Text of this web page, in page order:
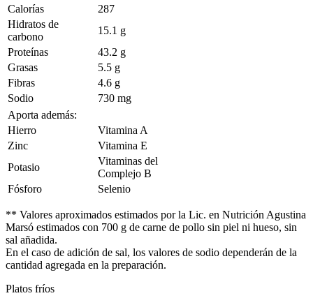
Calorías
287
Hidratos de
carbono
15.1 g
Proteínas
43.2 g
Grasas
5.5 g
Fibras
4.6 g
Sodio
730 mg
Aporta además:
Hierro
Vitamina A
Zinc
Vitamina E
Potasio
Vitaminas del
Complejo B
Fósforo
Selenio
** Valores aproximados estimados por la Lic. en Nutrición Agustina
Marsó estimados con 700 g de carne de pollo sin piel ni hueso, sin
sal añadida.
En el caso de adición de sal, los valores de sodio dependerán de la
cantidad agregada en la preparación.
Platos fríos